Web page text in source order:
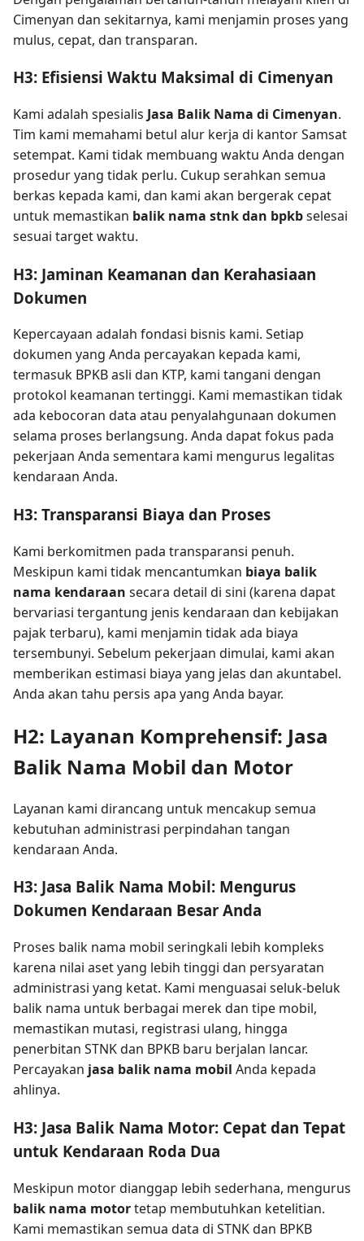
Cimenyan dan sekitarnya, kami menjamin proses yang
mulus, cepat, dan transparan.
H3: Efisiensi Waktu Maksimal di Cimenyan
Kami adalah spesialis Jasa Balik Nama di Cimenyan.
Tim kami memahami betul alur kerja di kantor Samsat
setempat. Kami tidak membuang waktu Anda dengan
prosedur yang tidak perlu. Cukup serahkan semua
berkas kepada kami, dan kami akan bergerak cepat
untuk memastikan balik nama stnk dan bpkbselesai
sesuai target waktu.
H3: Jaminan Keamanan dan Kerahasiaan
Dokumen
Kepercayaan adalah fondasi bisnis kami. Setiap
dokumen yang Anda percayakan kepada kami,
termasuk BPKB asli dan KTP, kami tangani dengan
protokol keamanan tertinggi. Kami memastikan tidak
ada kebocoran data atau penyalahgunaan dokumen
selama proses berlangsung. Anda dapat fokus pada
pekerjaan Anda sementara kami mengurus legalitas
kendaraan Anda.
H3: Transparansi Biaya dan Proses
Kami berkomitmen pada transparansi penuh.
Meskipun kami tidak mencantumkan biaya balik
nama kendaraan secara detail di sini (karena dapat
bervariasi tergantung jenis kendaraan dan kebijakan
pajak terbaru), kami menjamin tidak ada biaya
tersembunyi. Sebelum pekerjaan dimulai, kami akan
memberikan estimasi biaya yang jelas dan akuntabel.
Anda akan tahu persis apa yang Anda bayar.
H2: Layanan Komprehensif: Jasa
Balik Nama Mobil dan Motor
Layanan kami dirancang untuk mencakup semua
kebutuhan administrasi perpindahan tangan
kendaraan Anda.
H3: Jasa Balik Nama Mobil: Mengurus
Dokumen Kendaraan Besar Anda
Proses balik nama mobil seringkali lebih kompleks
karena nilai aset yang lebih tinggi dan persyaratan
administrasi yang ketat. Kami menguasai seluk-beluk
balik nama untuk berbagai merek dan tipe mobil,
memastikan mutasi, registrasi ulang, hingga
penerbitan STNK dan BPKB baru berjalan lancar.
Percayakan jasa balik nama mobil Anda kepada
ahlinya.
H3: Jasa Balik Nama Motor: Cepat dan Tepat
untuk Kendaraan Roda Dua
Meskipun motor dianggap lebih sederhana, mengurus
balik nama motortetap membutuhkan ketelitian.
Kami memastikan semua data di STNK dan BPKB